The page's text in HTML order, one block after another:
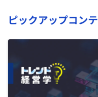
ピックアップコン